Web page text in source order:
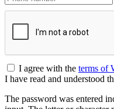
I agree with the terms of
I have read and understood
The password was entered